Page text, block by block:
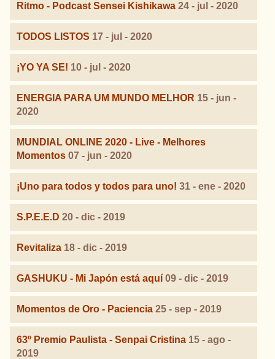
Ritmo - Podcast Sensei Kishikawa 24 - jul - 2020
TODOS LISTOS 17 - jul - 2020
¡YO YA SE! 10 - jul - 2020
ENERGIA PARA UM MUNDO MELHOR 15 - jun -
2020
MUNDIAL ONLINE 2020 - Live - Melhores
Momentos 07 - jun - 2020
¡Uno para todos y todos para uno! 31 - ene - 2020
S.P.E.E.D 20 - dic - 2019
Revitaliza 18 - dic - 2019
GASHUKU - Mi Japón está aquí 09 - dic - 2019
Momentos de Oro - Paciencia 25 - sep - 2019
63º Premio Paulista - Senpai Cristina 15 - ago -
2019